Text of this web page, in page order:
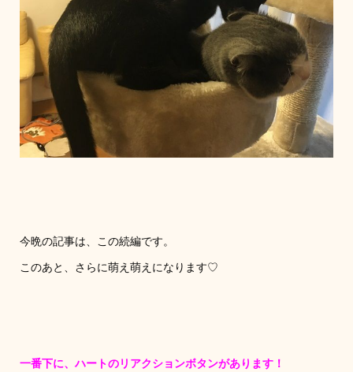
今晩の記事は、この続編です。
このあと、さらに萌え萌えになります♡
一番下に、ハートのリアクションボタンがあります！